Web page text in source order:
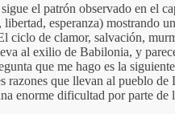
el patrón observado en el
esperanza) mostrando
ciclo de clamor, salvación,
al exilio de Babilonia, y
que me hago es la
razones que llevan al pueblo de
enorme dificultad por parte